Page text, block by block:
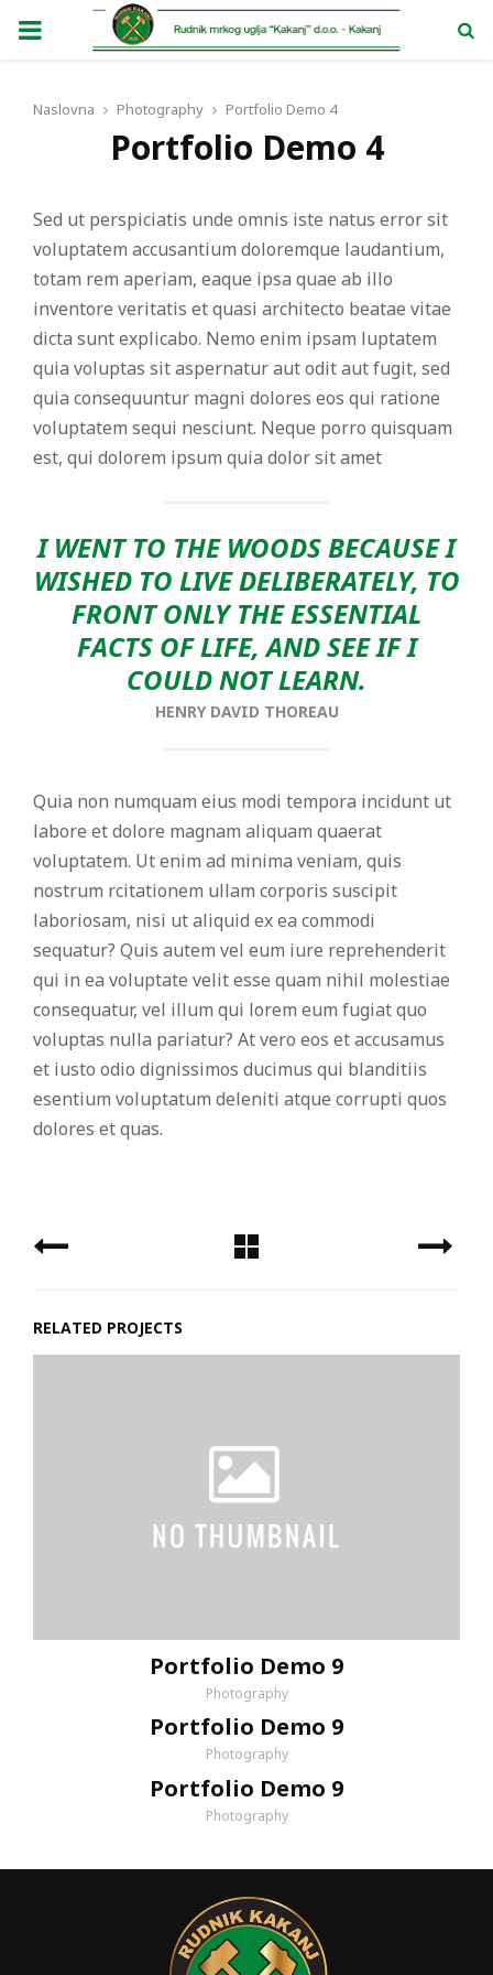
PRIMARY
Naslovna Photography Portfolio Demo 4
Portfolio Demo 4
Sed ut perspiciatis unde omnis iste natus error sit
voluptatem accusantium doloremque laudantium,
totam rem aperiam, eaque ipsa quae ab illo
inventore veritatis et quasi architecto beatae vitae
dicta sunt explicabo. Nemo enim ipsam luptatem
quia voluptas sit aspernatur aut odit aut fugit, sed
quia consequuntur magni dolores eos qui ratione
voluptatem sequi nesciunt. Neque porro quisquam
est, qui dolorem ipsum quia dolor sit amet
I WENT TO THE WOODS BECAUSE I
WISHED TO LIVE DELIBERATELY, TO
FRONT ONLY THE ESSENTIAL
FACTS OF LIFE, AND SEE IF I
COULD NOT LEARN.
HENRY DAVID THOREAU
Quia non numquam eius modi tempora incidunt ut
labore et dolore magnam aliquam quaerat
voluptatem. Ut enim ad minima veniam, quis
nostrum rcitationem ullam corporis suscipit
laboriosam, nisi ut aliquid ex ea commodi
sequatur? Quis autem vel eum iure reprehenderit
qui in ea voluptate velit esse quam nihil molestiae
consequatur, vel illum qui lorem eum fugiat quo
voluptas nulla pariatur? At vero eos et accusamus
et iusto odio dignissimos ducimus qui blanditiis
esentium voluptatum deleniti atque corrupti quos
dolores et quas.
RELATED PROJECTS
Portfolio Demo 9
Photography
Portfolio Demo 9
Photography
Portfolio Demo 9
Photography